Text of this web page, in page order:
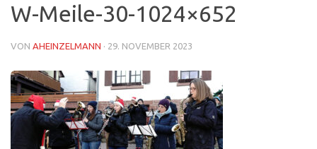
W-Meile-30-1024×652
VON AHEINZELMANN · 29. NOVEMBER 2023